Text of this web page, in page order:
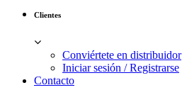
Clientes
Conviértete en distribuidor
Iniciar sesión / Registrarse
Contacto